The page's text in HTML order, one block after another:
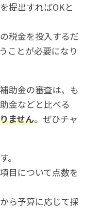
提出すればOKと
税金を投入するだ
ことが必要になり
助金の審査は、も
金などと比べる
ません。ぜひチャ
。
目について点数を
ら予算に応じて採